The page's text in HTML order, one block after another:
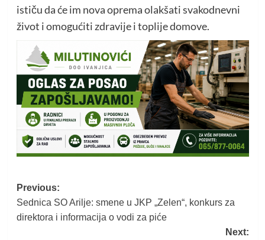
ističu da će im nova oprema olakšati svakodnevni
život i omogućiti zdravije i toplije domove.
Post
navigation
Previous:
Sednica SO Arilje: smene u JKP „Zelen“, konkurs za
direktora i informacija o vodi za piće
Next: